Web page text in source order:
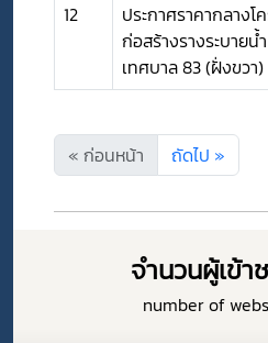
12
ประกาศราคากลางโ
ก่อสร้างรางระบายน้
เทศบาล 83 (ฝั่งขวา)
« ก่อนหน้า ถัดไป »
จำนวนผู้เข้า
number of